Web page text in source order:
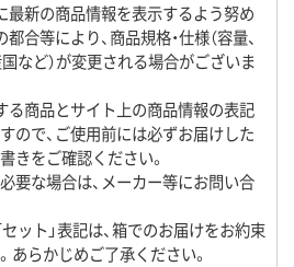
最新の商品情報を表示するよう努め
合等により、商品規格・仕様（容量、
など）が変更される場合がございま
る商品とサイト上の商品情報の表記
ので、ご使用前には必ずお届けした
きをご確認ください。
要な場合は、メーカー等にお問い合
ット」表記は、箱でのお届けをお約束
あらかじめご了承ください。